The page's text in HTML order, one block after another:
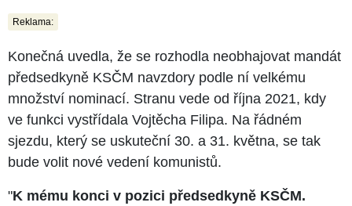
Reklama:
Konečná uvedla, že se rozhodla neobhajovat mandát
předsedkyně KSČM navzdory podle ní velkému
množství nominací. Stranu vede od října 2021, kdy
ve funkci vystřídala Vojtěcha Filipa. Na řádném
sjezdu, který se uskuteční 30. a 31. května, se tak
bude volit nové vedení komunistů.
"K mému konci v pozici předsedkyně KSČM.